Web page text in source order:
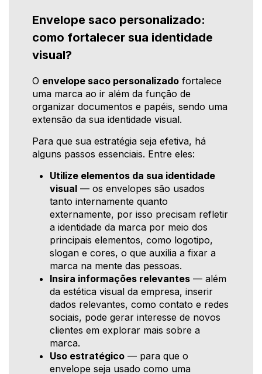
Envelope saco personalizado:
como fortalecer sua identidade
visual?
O envelope saco personalizado fortalece
uma marca ao ir além da função de
organizar documentos e papéis, sendo uma
extensão da sua identidade visual.
Para que sua estratégia seja efetiva, há
alguns passos essenciais. Entre eles:
Utilize elementos da sua identidade
visual — os envelopes são usados
tanto internamente quanto
externamente, por isso precisam refletir
a identidade da marca por meio dos
principais elementos, como logotipo,
slogan e cores, o que auxilia a fixar a
marca na mente das pessoas.
Insira informações relevantes — além
da estética visual da empresa, inserir
dados relevantes, como contato e redes
sociais, pode gerar interesse de novos
clientes em explorar mais sobre a
marca.
Uso estratégico — para que o
envelope seja usado como uma